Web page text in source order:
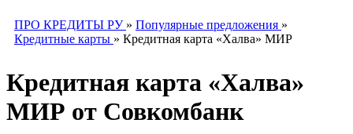
ПРО КРЕДИТЫ РУ » Популярные предложения »
Кредитные карты » Кредитная карта «Халва» МИР
Кредитная карта «Халва»
МИР от Совкомбанк